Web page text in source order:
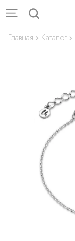
Главная Каталог